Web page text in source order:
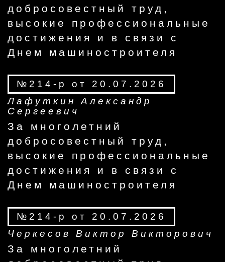
добросовестный труд,
высокие профессиональные
достижения и в связи с
Днем машиностроителя
№214-р от 20.07.2026
Лафуткин Александр
Сергеевич
За многолетний
добросовестный труд,
высокие профессиональные
достижения и в связи с
Днем машиностроителя
№214-р от 20.07.2026
Черкесов Виктор Викторович
За многолетний